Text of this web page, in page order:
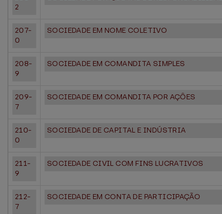
2
207-
0
SOCIEDADE EM NOME COLETIVO
208-
9
SOCIEDADE EM COMANDITA SIMPLES
209-
7
SOCIEDADE EM COMANDITA POR AÇÔES
210-
0
SOCIEDADE DE CAPITAL E INDÚSTRIA
211-
9
SOCIEDADE CIVIL COM FINS LUCRATIVOS
212-
7
SOCIEDADE EM CONTA DE PARTICIPAÇÃO